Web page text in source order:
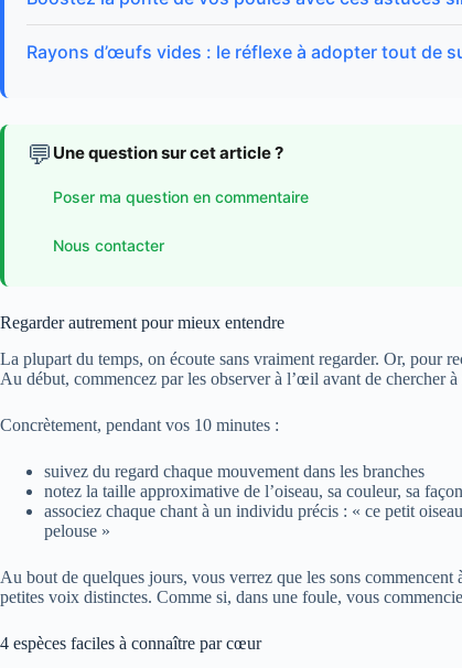
Rayons d’œufs vides : le réflexe à adopter tout de
💬 Une question sur cet article ?
Poser ma question en commentaire
Nous contacter
Regarder autrement pour mieux entendre
La plupart du temps, on écoute sans vraiment regarder. Or, pour
Au début, commencez par les observer à l’œil avant de chercher à
Concrètement, pendant vos 10 minutes :
suivez du regard chaque mouvement dans les branches
notez la taille approximative de l’oiseau, sa couleur, sa
associez chaque chant à un individu précis : « ce petit
pelouse »
Au bout de quelques jours, vous verrez que les sons commencent
petites voix distinctes. Comme si, dans une foule, vous
4 espèces faciles à connaître par cœur